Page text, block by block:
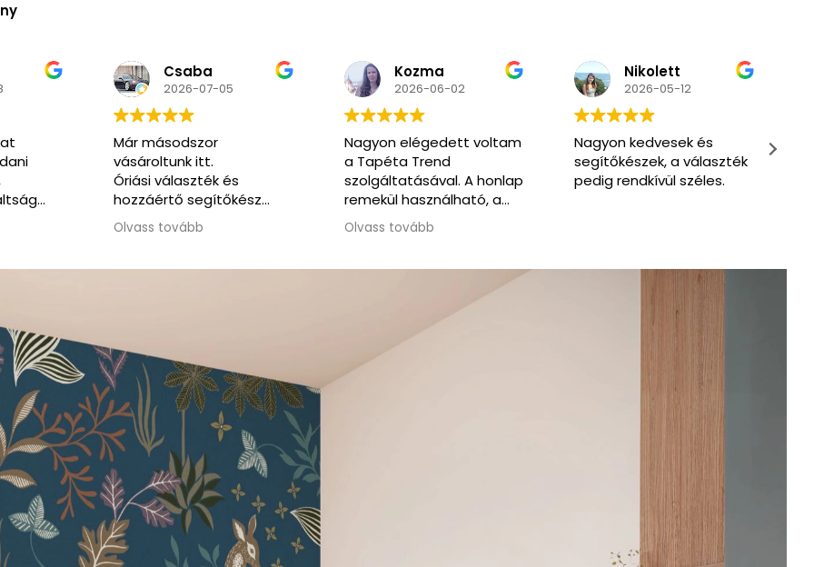
Kozma
2026-06-02
Nagyon elégedett voltam
a Tapéta Trend
szolgáltatásával. A honlap
remekül használható, a
kommunikáció végig
korrekt és segítőkész volt.
ajánlom a csapatot.
Olvass tovább
Nikolett
2026-05-12
Nagyon kedvesek és
segítőkészek, a választék
pedig rendkívül széles.
Primpa
2026-03-07
Very nice and friendly
service. Enthusiastic to
help us find what we